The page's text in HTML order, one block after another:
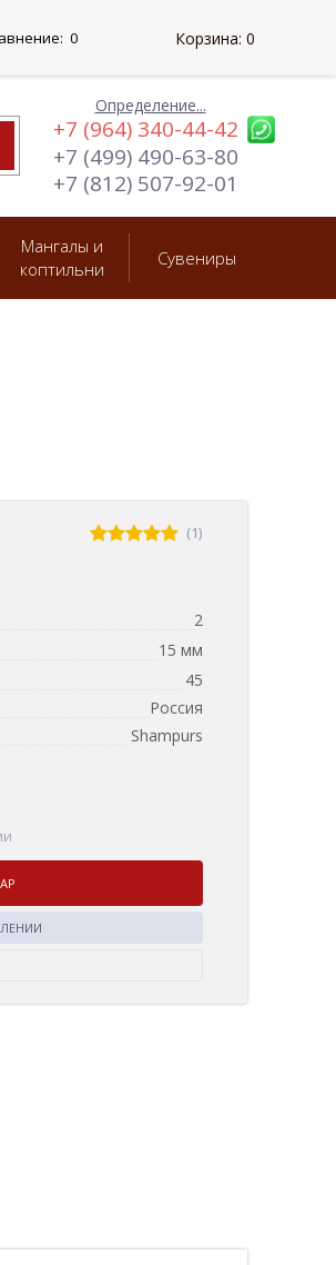
Определение...
+7 (964) 340-44-42
+7 (499) 490-63-80
+7 (812) 507-92-01
Мангалы и
коптильни
Сувениры
(1)
2
15 мм
45
Россия
Shampurs
0 Корзина: 0